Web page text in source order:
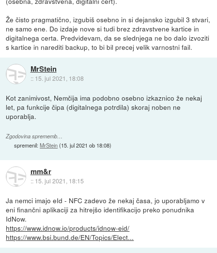
Že čisto pragmatično, izgubiš osebno in si dejansko izgubil 3 stvari,
ne samo ene. Do izdaje nove si tudi brez zdravstvene kartice in
digitalnega certa. Predvidevam, da se slednjega ne bo dalo izvoziti
s kartice in narediti backup, to bi bil precej velik varnostni fail.
MrStein
:: 15. jul 2021, 18:08
Kot zanimivost, Nemčija ima podobno osebno izkaznico že nekaj
let, pa funkcije čipa (digitalnega potrdila) skoraj noben ne
uporablja.
Zgodovina sprememb…
spremenil:MrStein(15. jul 2021 ob 18:08)
mm&r
:: 15. jul 2021, 18:15
Ja nemci imajo eId - NFC zadevo že nekaj časa, jo uporabljamo v
eni finančni aplikaciji za hitrejšo identifikacijo preko ponudnika
IdNow.
https://www.idnow.io/products/idnow-eid/
https://www.bsi.bund.de/EN/Topics/Elect...